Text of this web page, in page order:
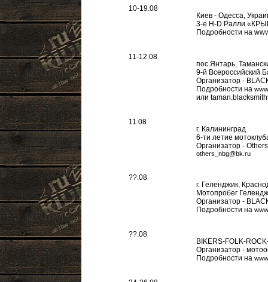
10-19.08
Киев - Одесса,
3-е H-D Ралли
Подробности на
11-12.08
пос.Янтарь,
9-й Всероссийский
Организатор -
Подробности на
или
11.08
г. Калининград
6-ти летие
Организатор -
others_nbg@bk.ru
??.08
г. Геленджик,
Мотопробег
Организатор -
Подробности на
??.08
BIKERS-FOLK-
Организатор -
Подробности на